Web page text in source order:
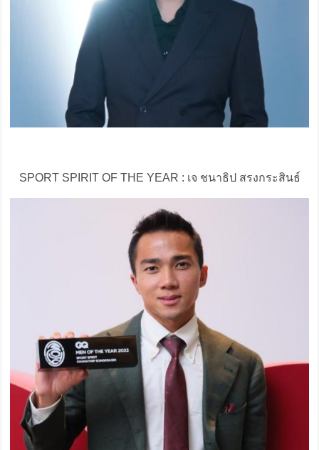
SPORT SPIRIT OF THE YEAR : เจ ชนาธิป สรงกระสินธ์